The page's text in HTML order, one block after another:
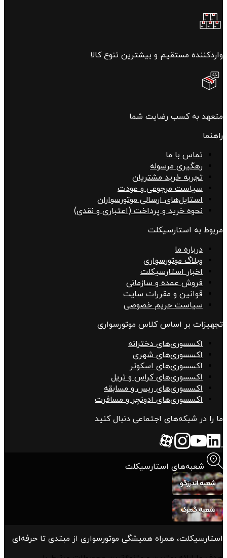
واردکننده مستقیم و بیشترین تنوع کالا
متعهد به کسب رضایت شما
راهنما
تماس با ما
رهگیری مرسوله
تجربه خرید مشتریان
سیاست مرجوعی و عودت
استایل‌های ارسالی موتورسواران
نحوه خرید و پرداخت (اعتباری و نقدی)
مربوط به استارسیکلت
درباره ما
وبلاگ موتورسواری
اخبار استارسیکلت
فروش عمده و سازمانی
قوانین و مقررات سایت
سیاست حریم خصوصی
تجهیزات بر اساس کلاس موتورسواری
اکسسوری‌های دخترانه
اکسسوری‌های شهری
اکسسوری‌های اسکوتر
اکسسوری‌های کراس و تریل
اکسسوری‌های ریس و مسابقه
اکسسوری‌های ادونچر و مسافرت
ما را در شبکه‌های اجتماعی دنبال کنید
شعبه‌های استارسیکلت
استارسیکلت، همراه همیشگی موتورسواری از مبتدی تا حرفه‌ای